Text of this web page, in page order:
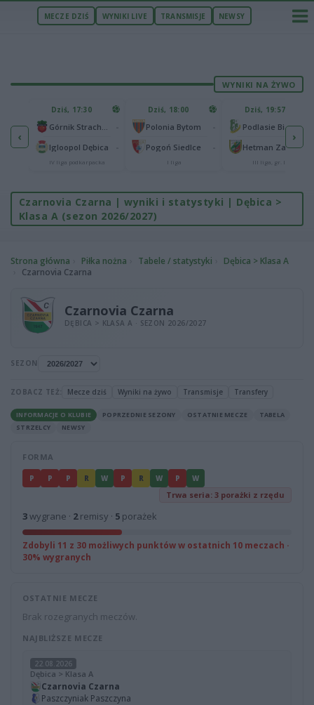
MECZE DZIŚ WYNIKI LIVE TRANSMISJE NEWSY
WYNIKI NA ŻYWO
‹
65
25
Dziś, 17:30
Igloopol Dębica
IV liga podkarpacka
Dziś, 18:00
Polonia Bytom
Pogoń Siedlce
I liga
Dziś, 19:57
Podlasie Biała Podlaska
Hetman Zamość
III liga, gr. IV
›
Czarnovia Czarna | wyniki i statystyki | Dębica >
Klasa A (sezon 2026/2027)
Strona główna Piłka nożna Tabele / statystyki
Dębica > Klasa A
Czarnovia Czarna
Czarnovia Czarna
DĘBICA > KLASA A · SEZON 2026/2027
SEZON
ZOBACZ TEŻ: Mecze dziś Wyniki na żywo Transmisje Transfery
INFORMACJE O KLUBIE POPRZEDNIE SEZONY OSTATNIE MECZE
TABELA
STRZELCY
NEWSY
FORMA
P P P R W P R W P W
Trwa seria: 3 porażki z rzędu
3wygrane · 2remisy · 5 porażek
Zdobyli 11 z 30 możliwych punktów w ostatnich 10 meczach ·
30% wygranych
OSTATNIE MECZE
Brak rozegranych meczów.
NAJBLIŻSZE MECZE
22.08.2026
Dębica > Klasa A
Czarnovia Czarna
Paszczyniak Paszczyna